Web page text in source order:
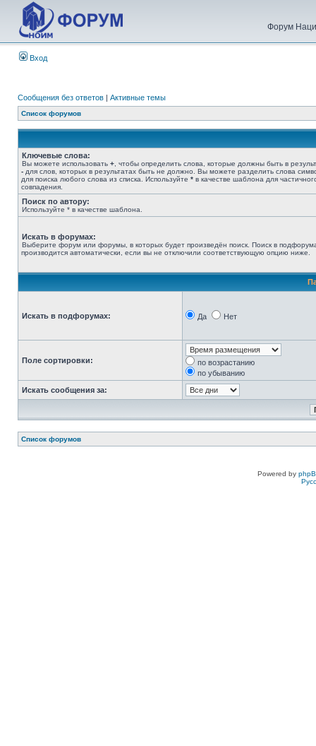
Форум
Вход
Сообщения без ответов | Активные темы
Список форумов
Ключевые слова:
Вы можете использовать + , чтобы определить слова, которые должны быть в
- для слов, которых в результатах быть не должно. Вы можете разделить слова
для поиска любого слова из списка. Используйте * в качестве шаблона для
совпадения.
Поиск по автору:
Используйте * в качестве шаблона.
Искать в форумах:
Выберите форум или форумы, в которых будет произведён поиск. Поиск в
производится автоматически, если вы не отключили соответствующую опцию ниже.
Искать в подфорумах: Да Нет
Поле сортировки:
по возрастанию
по убыванию
Искать сообщения за:
Список форумов
Powered by